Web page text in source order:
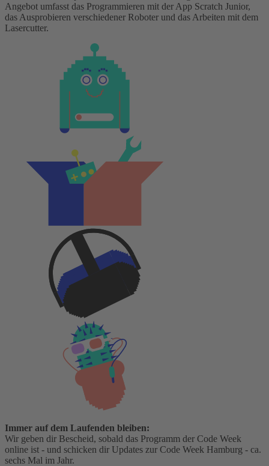
Angebot umfasst das Programmieren mit der App Scratch Junior,
das Ausprobieren verschiedener Roboter und das Arbeiten mit dem
Lasercutter.
Immer auf dem Laufenden bleiben:
Wir geben dir Bescheid, sobald das Programm der Code Week
online ist - und schicken dir Updates zur Code Week Hamburg - ca.
sechs Mal im Jahr.